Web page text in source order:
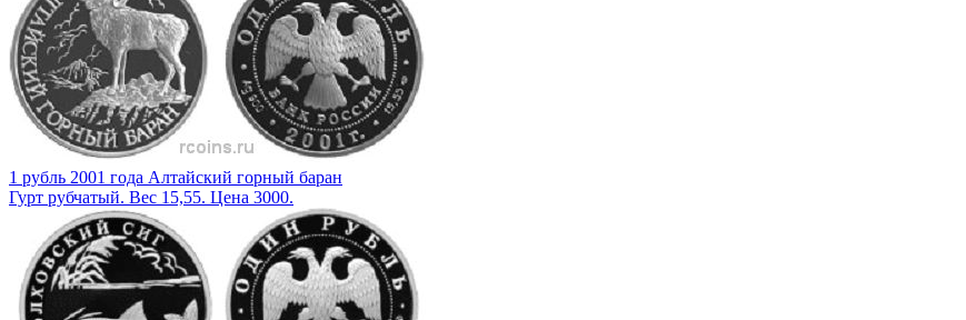
1 рубль 2001 года Алтайский горный баран
Гурт рубчатый. Вес 15,55. Цена 3000.